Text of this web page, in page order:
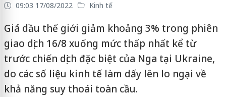
09:03 17/08/2022 Kinh tế
Giá dầu thế giới giảm khoảng 3% trong phiên
giao dịch 16/8 xuống mức thấp nhất kể từ
trước chiến dịch đặc biệt của Nga tại Ukraine,
do các số liệu kinh tế làm dấy lên lo ngại về
khả năng suy thoái toàn cầu.